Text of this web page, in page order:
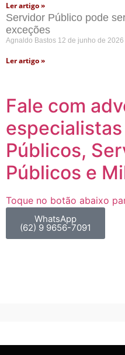
Ler artigo »
Servidor Público pode
exceções
Agnaldo Bastos 12 de junho de 2026
Ler artigo »
Fale com
Públicos,
Públicos e
Toque no botão abaixo
WhatsApp
(62) 9 9656-7091